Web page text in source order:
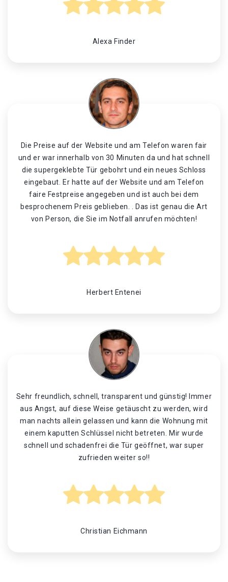
Alexa Finder
Die Preise auf der Website und am Telefon waren fair
und er war innerhalb von 30 Minuten da und hat schnell
die supergeklebte Tür gebohrt und ein neues Schloss
eingebaut. Er hatte auf der Website und am Telefon
faire Festpreise angegeben und ist auch bei dem
besprochenem Preis geblieben. . Das ist genau die Art
von Person, die Sie im Notfall anrufen möchten!
Herbert Entenei
Sehr freundlich, schnell, transparent und günstig! Immer
aus Angst, auf diese Weise getäuscht zu werden, wird
man nachts allein gelassen und kann die Wohnung mit
einem kaputten Schlüssel nicht betreten. Mir wurde
schnell und schadenfrei die Tür geöffnet, war super
zufrieden weiter so!!
Christian Eichmann